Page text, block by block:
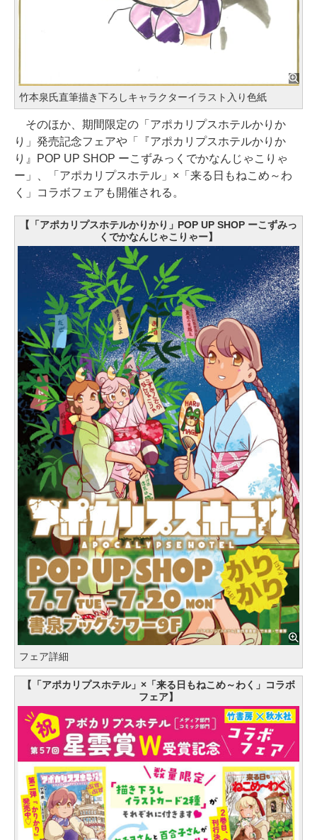
竹本泉氏直筆描き下ろしキャラクターイラスト入り色紙
そのほか、期間限定の「アポカリプスホテルかりか
り」発売記念フェアや「『アポカリプスホテルかりか
り』POP UP SHOP ーこずみっくでかなんじゃこりゃ
ー」、「アポカリプスホテル」×「来る日もねこめ～わ
く」コラボフェアも開催される。
【「アポカリプスホテルかりかり」POP UP SHOP ーこずみっ
くでかなんじゃこりゃー】
フェア詳細
【「アポカリプスホテル」×「来る日もねこめ～わく」コラボ
フェア】